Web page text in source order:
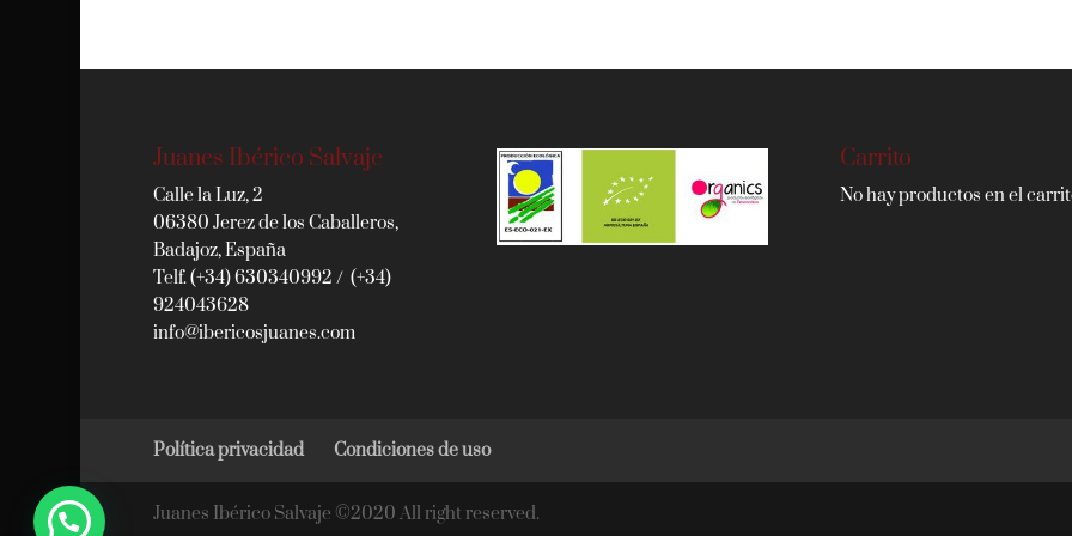
Juanes Ibérico Salvaje
Calle la Luz, 2
06380 Jerez de los Caballeros,
Badajoz, España
Telf. (+34) 630340992 / (+34)
924043628
info@ibericosjuanes.com
Carrito
No hay productos en el
Política privacidad Condiciones de uso
Juanes Ibérico Salvaje ©2020 All right reserved.